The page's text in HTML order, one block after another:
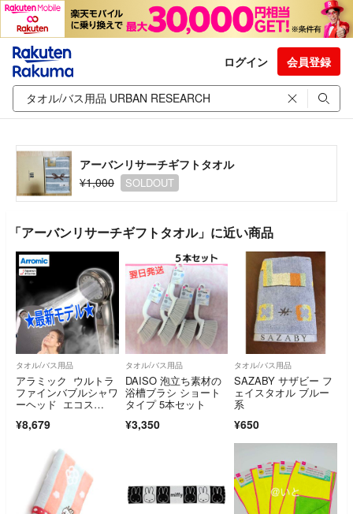
ログイン 会員登録
アーバンリサーチギフトタオル
¥1,000
SOLDOUT
「アーバンリサーチギフトタオル」に近い商品
タオル/バス用品
アラミック ウルトラ
ファインバブルシャワ
ーヘッド エコス
¥8,679
タオル/バス用品
DAISO 泡立ち素材の
浴槽ブラシ ショート
タイプ 5本セット
¥3,350
タオル/バス用品
SAZABY サザビー フ
ェイスタオル ブルー
系
¥650